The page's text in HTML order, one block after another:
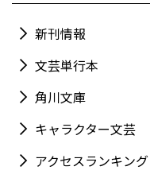
新刊情報
文芸単行本
角川文庫
キャラクター文芸
アクセスランキング